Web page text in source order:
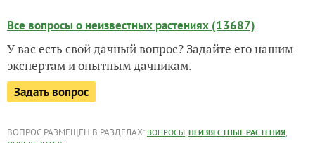
Все вопросы о неизвестных растениях (13687)
У вас есть свой дачный вопрос? Задайте его нашим
экспертам и опытным дачникам.
Задать вопрос
ВОПРОС РАЗМЕЩЕН В РАЗДЕЛАХ: ВОПРОСЫ, НЕИЗВЕСТНЫЕ РАСТЕНИЯ,